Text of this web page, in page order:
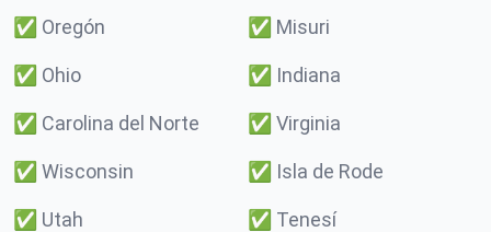
✅ Oregón ✅ Misuri
✅ Ohio ✅ Indiana
✅ Carolina del Norte ✅ Virginia
✅ Wisconsin ✅ Isla de Rode
✅ Utah ✅ Tenesí